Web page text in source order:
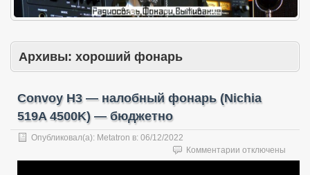
Архивы: хороший фонарь
Convoy H3 — налобный фонарь (Nichia
519A 4500K) — бюджетно
Опубликовал(а): Metatron в: 06/12/2022
Комментарии к
записи
отключены